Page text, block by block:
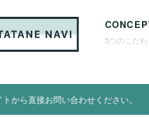
5つのこだわ
い。